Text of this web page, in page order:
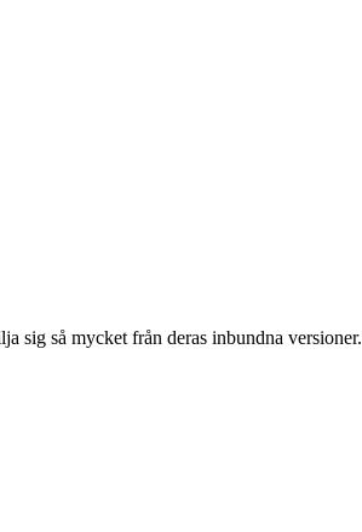
sig så mycket från deras inbundna versioner.